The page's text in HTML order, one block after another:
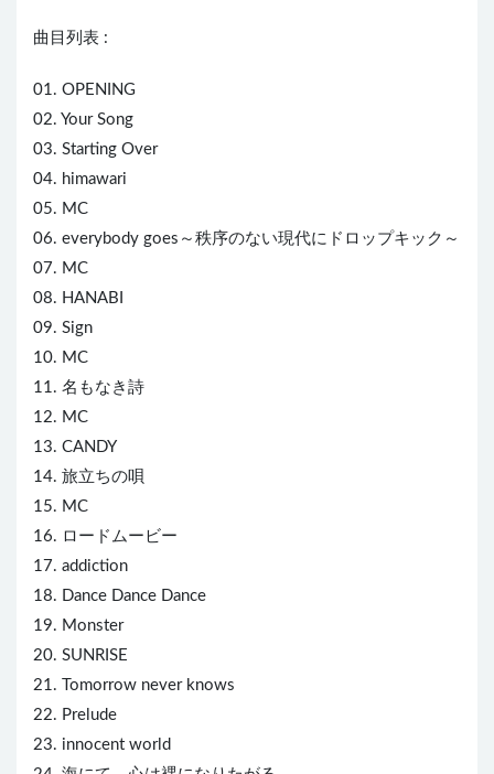
曲目列表 :
01. OPENING
02. Your Song
03. Starting Over
04. himawari
05. MC
06. everybody goes～秩序のない現代にドロップキック～
07. MC
08. HANABI
09. Sign
10. MC
11. 名もなき詩
12. MC
13. CANDY
14. 旅立ちの唄
15. MC
16. ロードムービー
17. addiction
18. Dance Dance Dance
19. Monster
20. SUNRISE
21. Tomorrow never knows
22. Prelude
23. innocent world